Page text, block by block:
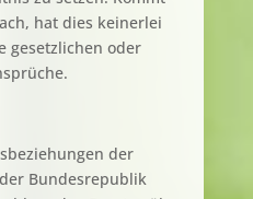
hat dies keinerlei
gesetzlichen oder
der
Bundesrepublik